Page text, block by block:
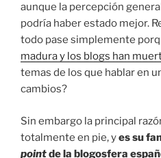
aunque la percepción
podría haber estado mejor.
todo pase simplemente
madura y los blogs han
temas de los que hablar en
cambios?
Sin embargo la principal
totalmente en pie, yes su
pointde la blogosfera